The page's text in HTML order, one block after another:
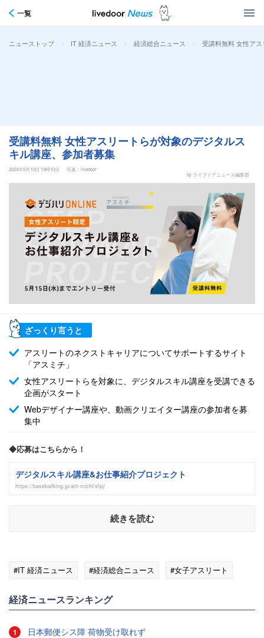
一覧
ニューストップ > IT 経済ニュース > 経済総合ニュース > 受講料無料 女性ア
受講料無料 女性アスリートらが対象のデジタルス
キル講座、参加者募集
2024年5月10日 13時10分
写真：livedoor
by ライブドアニュース編集部
ざっくり言うと
アスリートのネクストキャリアについてサポートするサイト
「アスミチ」
女性アスリートらを対象に、デジタルスキル講座を受講できる
企画がスタート
Webデザイナー講座や、動画クリエイター講座の参加者を募
集中
◆応募はこちらから！
デジタルスキル講座&お仕事紹介プロジェクト
https://baseballking.jp/ath-michi/sfpj/
続きを読む
#IT 経済ニュース #経済総合ニュース #女子アスリート
経済ニュースランキング
1 日本郵便シス障 荷物受け取れず